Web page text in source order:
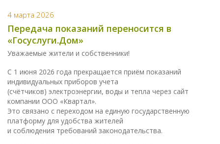
4 марта 2026
Передача показаний переносится в
«Госуслуги.Дом»
Уважаемые жители и собственники!
С 1 июня 2026 года прекращается приём показаний
индивидуальных приборов учета
(счётчиков) электроэнергии, воды и тепла через сайт
компании ООО «Квартал».
Это связано с переходом на единую государственную
платформу для удобства жителей
и соблюдения требований законодательства.